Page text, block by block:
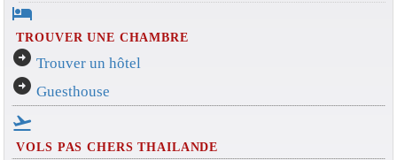
hotel
TROUVER UNE CHAMBRE
arrow_circle_right Trouver un hôtel
arrow_circle_right Guesthouse
flight_takeoff
VOLS PAS CHERS THAILANDE